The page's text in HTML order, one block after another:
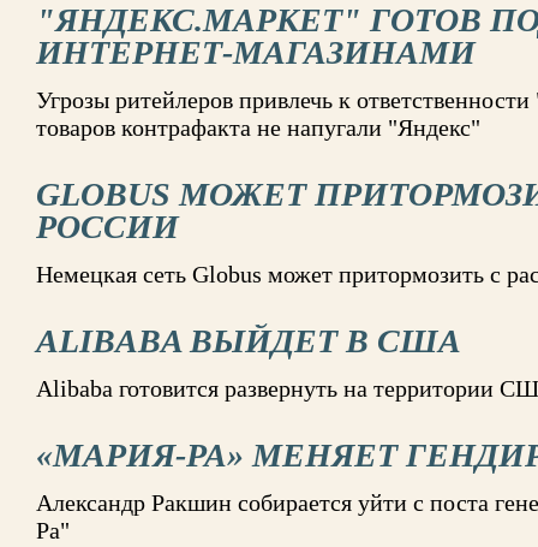
"ЯНДЕКС.МАРКЕТ" ГОТОВ
ИНТЕРНЕТ-МАГАЗИНАМИ
Угрозы ритейлеров привлечь к
товаров контрафакта не напугали "Яндекс"
GLOBUS МОЖЕТ
РОССИИ
Немецкая сеть Globus может притормозить с
ALIBABA ВЫЙДЕТ В США
Alibaba готовится развернуть на территории
«МАРИЯ-РА» МЕНЯЕТ
Александр Ракшин собирается уйти с поста
Ра"